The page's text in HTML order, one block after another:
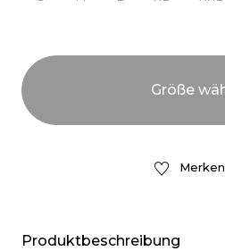
Merken
Produktbeschreibung